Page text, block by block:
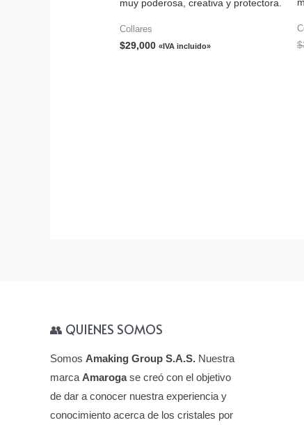
muy poderosa, creativa y protectora.
Collares
$29,000 «IVA incluido»
$
👥 QUIENES SOMOS
Somos Amaking Group S.A.S. Nuestra
marcaAmarogase creó con el objetivo
de dar a conocer nuestra experiencia y
conocimiento acerca de los cristales por